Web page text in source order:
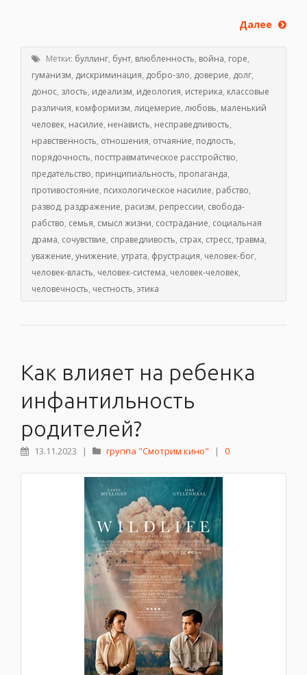
Далее
Метки: буллинг, бунт, влюбленность, война, горе,
гуманизм, дискриминация, добро-зло, доверие, долг,
донос, злость, идеализм, идеология, истерика, классовые
различия, комформизм, лицемерие, любовь, маленький
человек, насилие, ненависть, несправедливость,
нравственность, отношения, отчаяние, подлость,
порядочность, посттравматическое расстройство,
предательство, принципиальность, пропаганда,
противостояние, психологическое насилие, рабство,
развод, раздражение, расизм, репрессии, свобода-
рабство, семья, смысл жизни, сострадание, социальная
драма, сочувствие, справедливость, страх, стресс,травма,
уважение, унижение, утрата, фрустрация, человек-бог,
человек-власть, человек-система, человек-человек,
человечность, честность, этика
Как влияет на ребенка
инфантильность
родителей?
13.11.2023 | группа "Смотрим кино" | 0